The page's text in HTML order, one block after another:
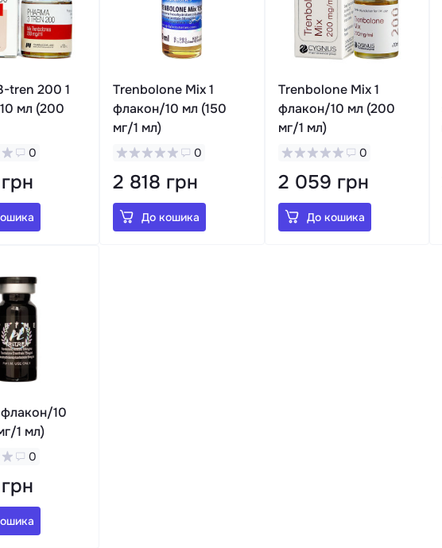
tren 200 1
мл (200
0
Trenbolone Mix 1
флакон/10 мл (150
мг/1 мл)
0
2 818 грн
До кошика
Trenbolone Mix 1
флакон/10 мл (200
мг/1 мл)
0
2 059 грн
До кошика
флакон/10
1 мл)
0